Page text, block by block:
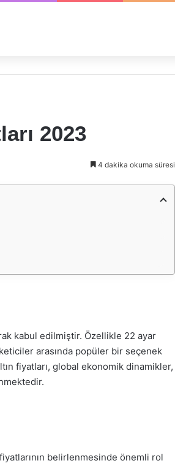
2023
4 dakika okuma süresi
kabul edilmiştir. Özellikle 22 ayar
arasında popüler bir seçenek
fiyatları, global ekonomik dinamikler,
belirlenmesinde önemli rol